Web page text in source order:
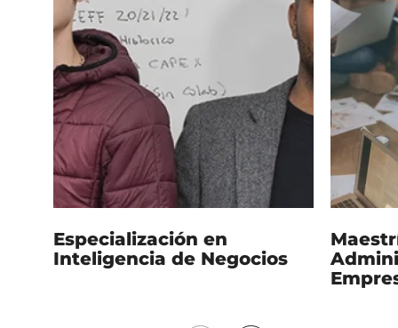
Especialización en
Inteligencia de Negocios